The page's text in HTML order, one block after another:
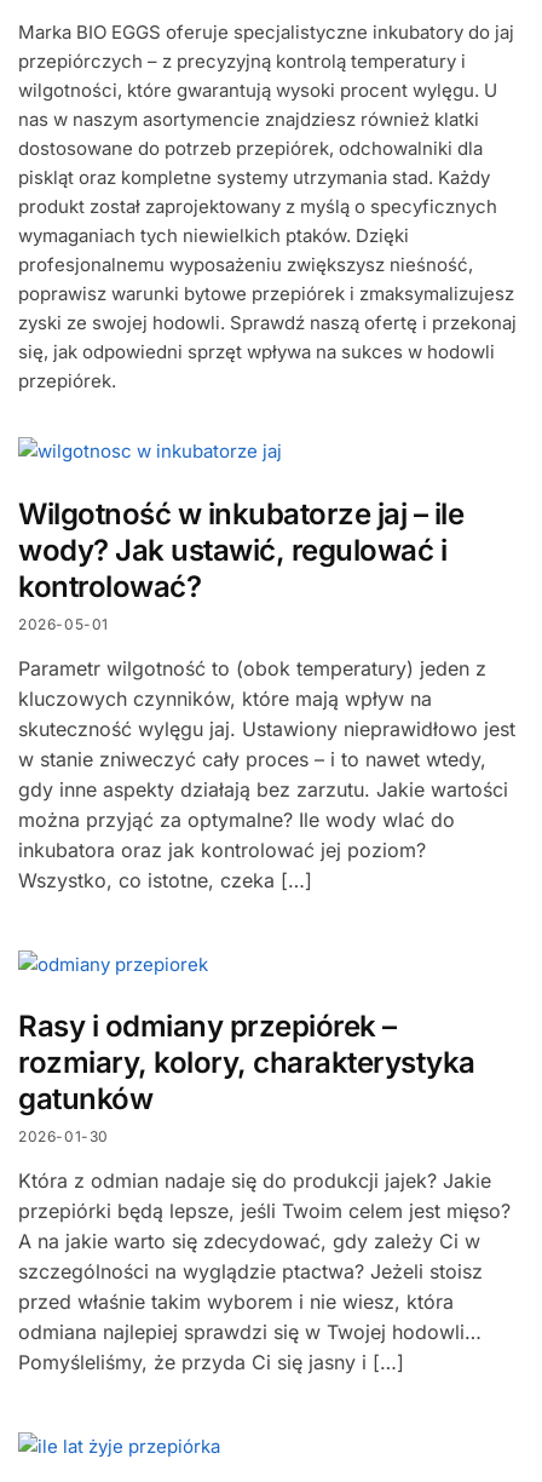
Marka BIO EGGS oferuje specjalistyczne inkubatory do jaj
przepiórczych – z precyzyjną kontrolą temperatury i
wilgotności, które gwarantują wysoki procent wylęgu. U
nas w naszym asortymencie znajdziesz również klatki
dostosowane do potrzeb przepiórek, odchowalniki dla
piskląt oraz kompletne systemy utrzymania stad. Każdy
produkt został zaprojektowany z myślą o specyficznych
wymaganiach tych niewielkich ptaków. Dzięki
profesjonalnemu wyposażeniu zwiększysz nieśność,
poprawisz warunki bytowe przepiórek i zmaksymalizujesz
zyski ze swojej hodowli. Sprawdź naszą ofertę i przekonaj
się, jak odpowiedni sprzęt wpływa na sukces w hodowli
przepiórek.
Wilgotność w inkubatorze jaj – ile
wody? Jak ustawić, regulować i
kontrolować?
2026-05-01
Parametr wilgotność to (obok temperatury) jeden z
kluczowych czynników, które mają wpływ na
skuteczność wylęgu jaj. Ustawiony nieprawidłowo jest
w stanie zniweczyć cały proces – i to nawet wtedy,
gdy inne aspekty działają bez zarzutu. Jakie wartości
można przyjąć za optymalne? Ile wody wlać do
inkubatora oraz jak kontrolować jej poziom?
Wszystko, co istotne, czeka […]
Rasy i odmiany przepiórek –
rozmiary, kolory, charakterystyka
gatunków
2026-01-30
Która z odmian nadaje się do produkcji jajek? Jakie
przepiórki będą lepsze, jeśli Twoim celem jest mięso?
A na jakie warto się zdecydować, gdy zależy Ci w
szczególności na wyglądzie ptactwa? Jeżeli stoisz
przed właśnie takim wyborem i nie wiesz, która
odmiana najlepiej sprawdzi się w Twojej hodowli…
Pomyśleliśmy, że przyda Ci się jasny i […]